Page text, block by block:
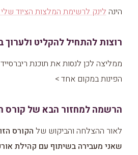
הינהלינק לרשימת המלצות הציוד שלי
רוצות להתחיל להקליט ולערוך
ממליצה לכן לנסות את תוכנת
הפינות במקום אחד >
הרשמה למחזור הבא של קורס
לאור ההצלחה והביקוש של הקורס
שאני מעבירה בשיתוף עם קהילת